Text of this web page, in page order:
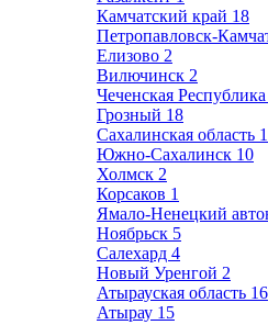
Камчатский край 18
Петропавловск-
Елизово 2
Вилючинск 2
Чеченская Республика
Грозный 18
Сахалинская область
Южно-Сахалинск 10
Холмск 2
Корсаков 1
Ямало-Ненецкий
Ноябрьск 5
Салехард 4
Новый Уренгой 2
Атырауская область 16
Атырау 15